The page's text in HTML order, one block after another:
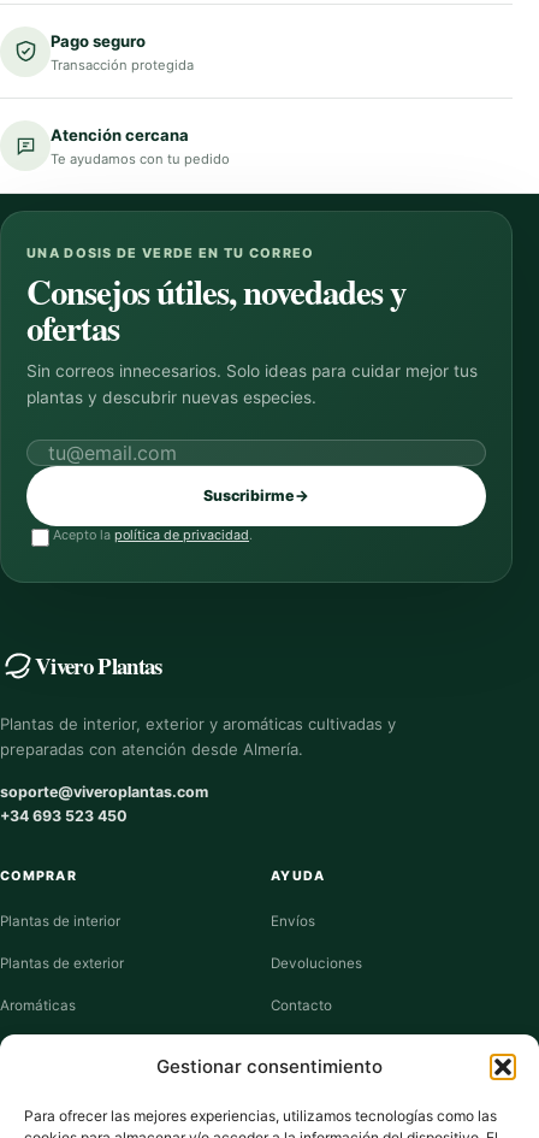
Gestionar consentimiento
Para ofrecer las mejores experiencias, utilizamos tecnologías como las
Pago seguro
Transacción protegida
Atención cercana
Te ayudamos con tu pedido
UNA DOSIS DE VERDE EN TU CORREO
Consejos útiles, novedades y
ofertas
Sin correos innecesarios. Solo ideas para cuidar mejor tus
plantas y descubrir nuevas especies.
Correo electrónico
Suscribirme→
Acepto la política de privacidad.
Vivero Plantas
Plantas de interior, exterior y aromáticas cultivadas y
preparadas con atención desde Almería.
soporte@viveroplantas.com
+34 693 523 450
COMPRAR
Plantas de interior
Plantas de exterior
Aromáticas
Suculentas
AYUDA
Envíos
Devoluciones
Contacto